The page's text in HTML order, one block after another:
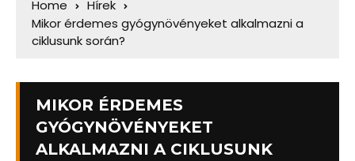
Home
Hírek
Mikor érdemes gyógynövényeket alkalmazni a
ciklusunk során?
MIKOR ÉRDEMES
GYÓGYNÖVÉNYEKET
ALKALMAZNI A CIKLUSUNK